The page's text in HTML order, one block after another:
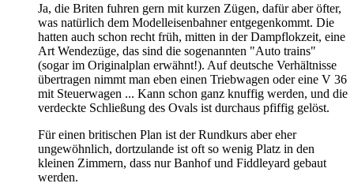
Ja, die Briten fuhren gern mit kurzen Zügen, dafür aber öfter,
was natürlich dem Modelleisenbahner entgegenkommt. Die
hatten auch schon recht früh, mitten in der Dampflokzeit, eine
Art Wendezüge, das sind die sogenannten "Auto trains"
(sogar im Originalplan erwähnt!). Auf deutsche Verhältnisse
übertragen nimmt man eben einen Triebwagen oder eine V 36
mit Steuerwagen ... Kann schon ganz knuffig werden, und die
verdeckte Schließung des Ovals ist durchaus pfiffig gelöst.
Für einen britischen Plan ist der Rundkurs aber eher
ungewöhnlich, dortzulande ist oft so wenig Platz in den
kleinen Zimmern, dass nur Banhof und Fiddleyard gebaut
werden.